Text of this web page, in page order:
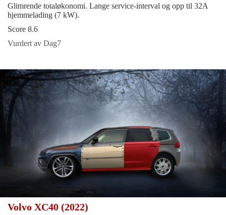
Glimrende totaløkonomi. Lange service-interval og opp til 32A
hjemmelading (7 kW).
Score 8.6
Vurdert av Dag7
Volvo XC40 (2022)